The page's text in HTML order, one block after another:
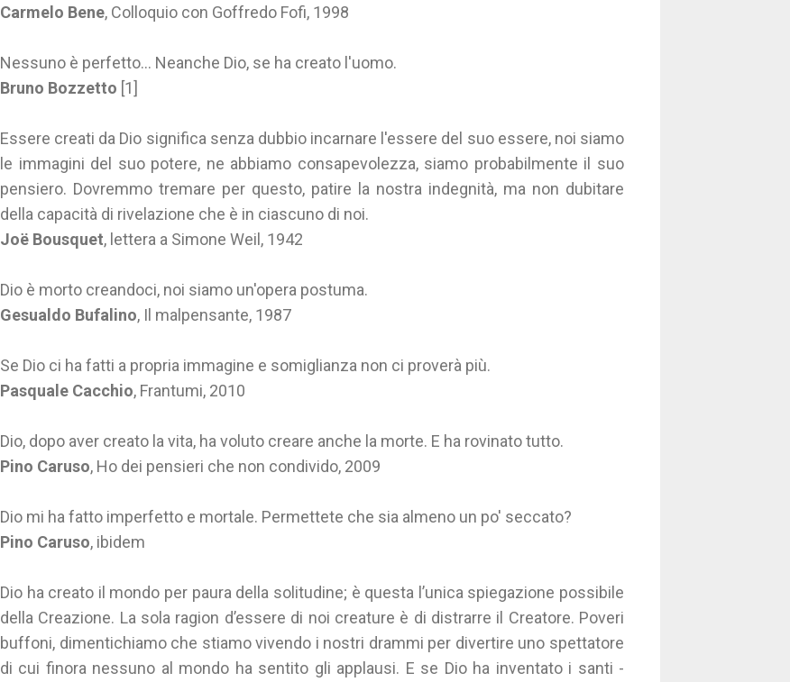
Carmelo Bene, Colloquio con Goffredo Fofi, 1998
Nessuno è perfetto… Neanche Dio, se ha creato l'uomo.
Bruno Bozzetto [1]
Essere creati da Dio significa senza dubbio incarnare l'essere del suo essere, noi siamo
le immagini del suo potere, ne abbiamo consapevolezza, siamo probabilmente il suo
pensiero. Dovremmo tremare per questo, patire la nostra indegnità, ma non dubitare
della capacità di rivelazione che è in ciascuno di noi.
Joë Bousquet, lettera a Simone Weil, 1942
Dio è morto creandoci, noi siamo un'opera postuma.
Gesualdo Bufalino, Il malpensante, 1987
Se Dio ci ha fatti a propria immagine e somiglianza non ci proverà più.
Pasquale Cacchio, Frantumi, 2010
Dio, dopo aver creato la vita, ha voluto creare anche la morte. E ha rovinato tutto.
Pino Caruso, Ho dei pensieri che non condivido, 2009
Dio mi ha fatto imperfetto e mortale. Permettete che sia almeno un po' seccato?
Pino Caruso, ibidem
Dio ha creato il mondo per paura della solitudine; è questa l’unica spiegazione possibile
della Creazione. La sola ragion d’essere di noi creature è di distrarre il Creatore. Poveri
buffoni, dimentichiamo che stiamo vivendo i nostri drammi per divertire uno spettatore
di cui finora nessuno al mondo ha sentito gli applausi. E se Dio ha inventato i santi -